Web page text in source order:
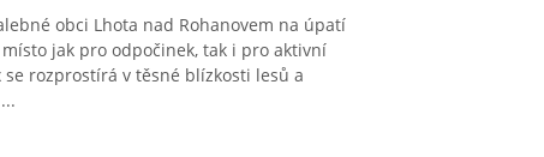
obci Lhota nad Rohanovem na úpatí
jak pro odpočinek, tak i pro aktivní
rozprostírá v těsné blízkosti lesů a